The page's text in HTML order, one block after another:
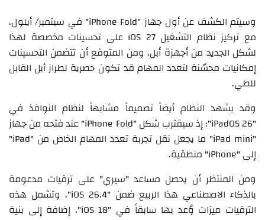
وسيتم الكشف عن أول جهاز "iPhone Fold" في سبتمبر/ أيلول،
مع تركيز نظام التشغيل iOS 27 على تحسينات مخصصة لهذا
لشكل الجديد من أجهزة أبل، ومن المتوقع أن تتضمن التحسينات
إمكانيات محسّنة لتعدد المهام قد تكون حصرية لطراز أبل القابل
للطي.
وقد يشهد النظام أيضاً تصميماً مشابهاً لنظام النوافذ في
"iPadOS 26"؛ إذ سيقترب شكل "iPhone Fold" عند فتحه من جهاز
"iPad mini" ما يجعل نقل تجربة تعدد المهام الخاص من "iPad"
إلى "iPhone" منطقية.
ومن المنتظر أن يحصل مساعد "سيري" على ترقيات مدعومة
بالذكاء الاصطناعي هذا الربيع ضمن "iOS 26.4"، وتشمل هذه
الترقيات ميزات وُعد بها سابقاً في "iOS 18"، إضافة إلى بنية